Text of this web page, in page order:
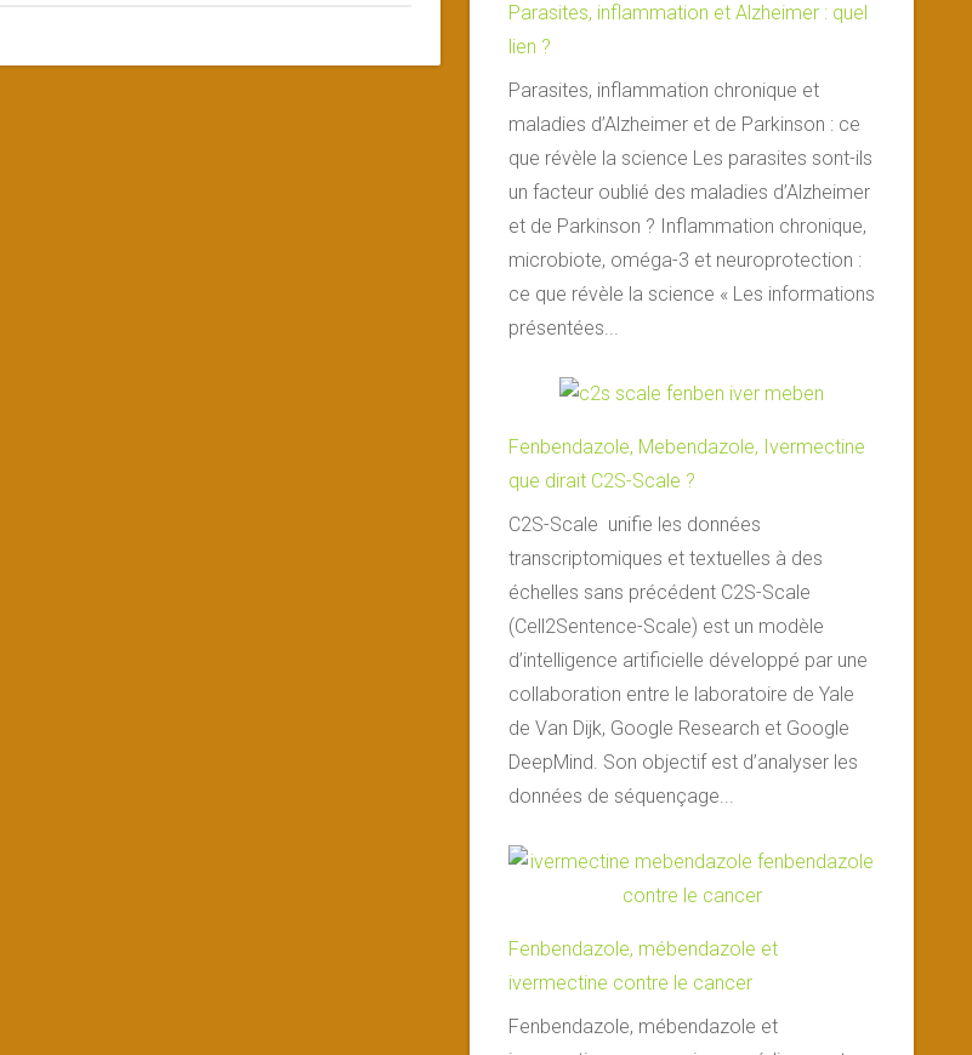
Parasites, inflammation et Alzheimer : quel
lien ?
Parasites, inflammation chronique et
maladies d’Alzheimer et de Parkinson : ce
que révèle la science Les parasites sont-ils
un facteur oublié des maladies d’Alzheimer
et de Parkinson ? Inflammation chronique,
microbiote, oméga-3 et neuroprotection :
ce que révèle la science « Les informations
présentées...
Fenbendazole, Mebendazole, Ivermectine
que dirait C2S-Scale ?
C2S-Scale unifie les données
transcriptomiques et textuelles à des
échelles sans précédent C2S-Scale
(Cell2Sentence-Scale) est un modèle
d’intelligence artificielle développé par une
collaboration entre le laboratoire de Yale
de Van Dijk, Google Research et Google
DeepMind. Son objectif est d’analyser les
données de séquençage...
Fenbendazole, mébendazole et
ivermectine contre le cancer
Fenbendazole, mébendazole et